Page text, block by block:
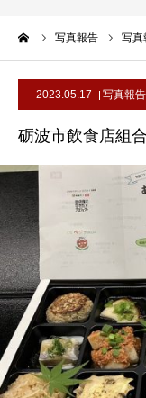
写真報告 写真
2023.05.17 写真報告
砺波市飲食店組